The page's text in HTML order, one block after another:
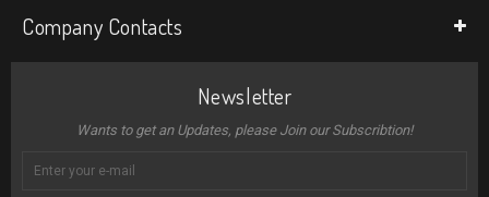
Company Contacts
Newsletter
Wants to get an Updates, please Join our Subscribtion!